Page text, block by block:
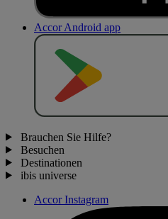
Accor Android app
Brauchen Sie Hilfe?
Besuchen
Destinationen
ibis universe
Accor Instagram